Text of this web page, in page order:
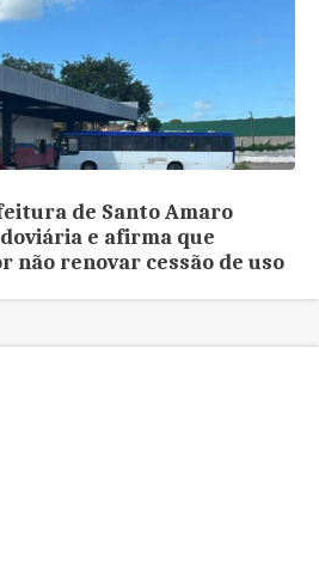
de Santo Amaro
e afirma que
não renovar cessão de uso